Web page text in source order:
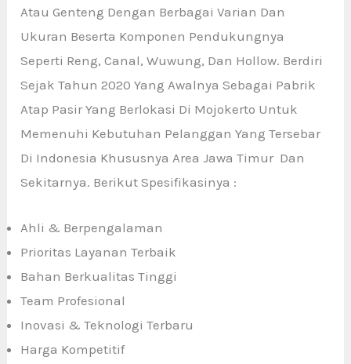
Atau Genteng Dengan Berbagai Varian Dan
Ukuran Beserta Komponen Pendukungnya
Seperti Reng, Canal, Wuwung, Dan Hollow. Berdiri
Sejak Tahun 2020 Yang Awalnya Sebagai Pabrik
Atap Pasir Yang Berlokasi Di Mojokerto Untuk
Memenuhi Kebutuhan Pelanggan Yang Tersebar
Di Indonesia Khususnya Area Jawa Timur Dan
Sekitarnya. Berikut Spesifikasinya :
Ahli & Berpengalaman
Prioritas Layanan Terbaik
Bahan Berkualitas Tinggi
Team Profesional
Inovasi & Teknologi Terbaru
Harga Kompetitif